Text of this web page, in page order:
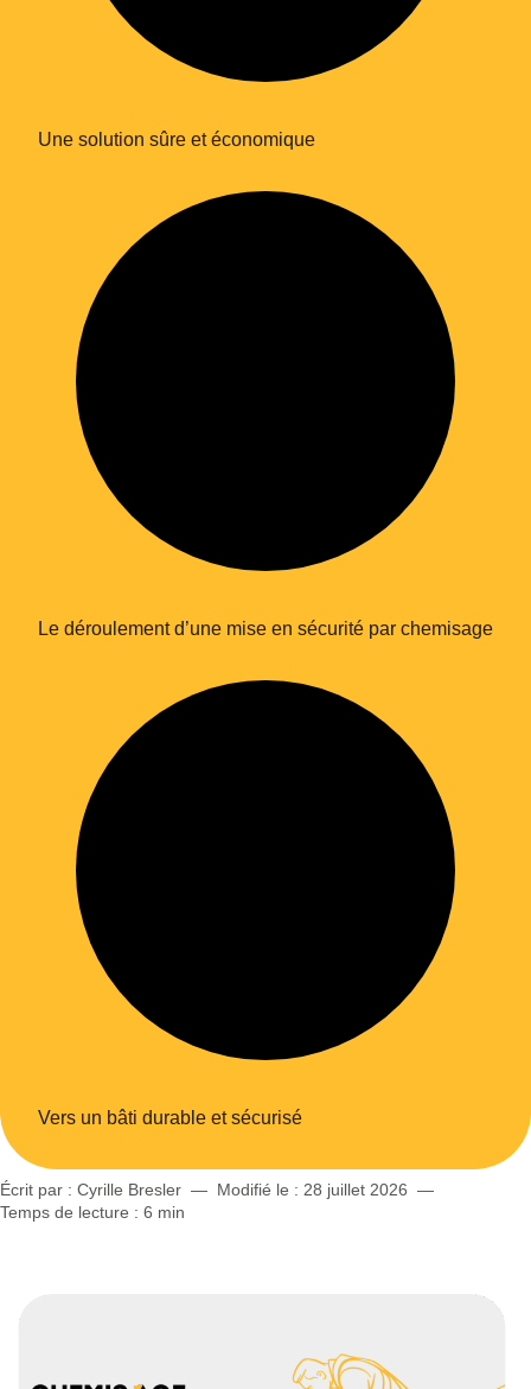
Une solution sûre et économique
Le déroulement d’une mise en sécurité par chemisage
Vers un bâti durable et sécurisé
Écrit par : Cyrille Bresler — Modifié le : 28 juillet 2026 —
Temps de lecture : 6 min